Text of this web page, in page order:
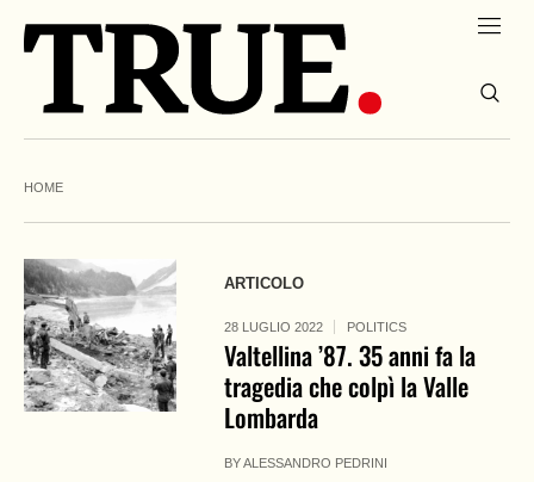
HOME
ARTICOLO
28 LUGLIO 2022 POLITICS
Valtellina ’87. 35 anni fa la
tragedia che colpì la Valle
Lombarda
BYALESSANDRO PEDRINI